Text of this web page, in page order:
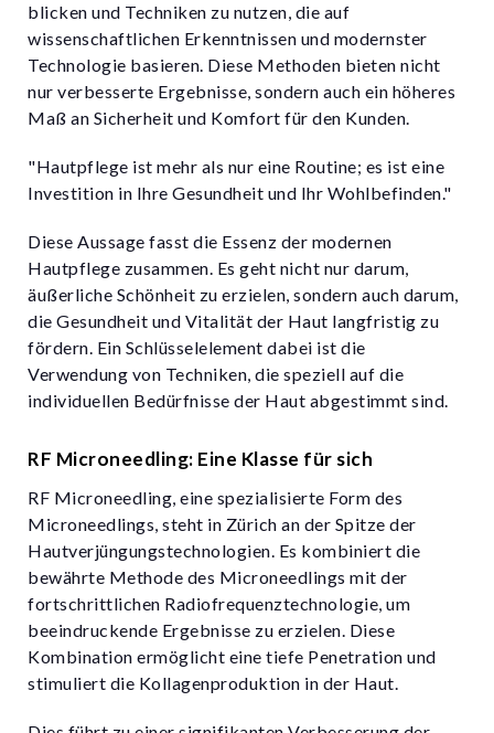
blicken und Techniken zu nutzen, die auf
wissenschaftlichen Erkenntnissen und modernster
Technologie basieren. Diese Methoden bieten nicht
nur verbesserte Ergebnisse, sondern auch ein höheres
Maß an Sicherheit und Komfort für den Kunden.
"Hautpflege ist mehr als nur eine Routine; es ist eine
Investition in Ihre Gesundheit und Ihr Wohlbefinden."
Diese Aussage fasst die Essenz der modernen
Hautpflege zusammen. Es geht nicht nur darum,
äußerliche Schönheit zu erzielen, sondern auch darum,
die Gesundheit und Vitalität der Haut langfristig zu
fördern. Ein Schlüsselelement dabei ist die
Verwendung von Techniken, die speziell auf die
individuellen Bedürfnisse der Haut abgestimmt sind.
RF Microneedling: Eine Klasse für sich
RF Microneedling, eine spezialisierte Form des
Microneedlings, steht in Zürich an der Spitze der
Hautverjüngungstechnologien. Es kombiniert die
bewährte Methode des Microneedlings mit der
fortschrittlichen Radiofrequenztechnologie, um
beeindruckende Ergebnisse zu erzielen. Diese
Kombination ermöglicht eine tiefe Penetration und
stimuliert die Kollagenproduktion in der Haut.